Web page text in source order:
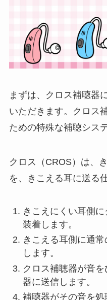
まずは、クロス補聴器
いただきます。クロス
ための特殊な補聴シス
クロス（CROS）は、
を、きこえる耳に送る
きこえにくい耳側
装着します。
きこえる耳側に通
します。
クロス補聴器が音
器に送信します。
補聴器がその音を